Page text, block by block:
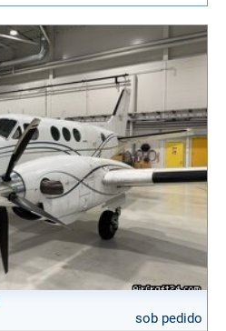
sob pedido